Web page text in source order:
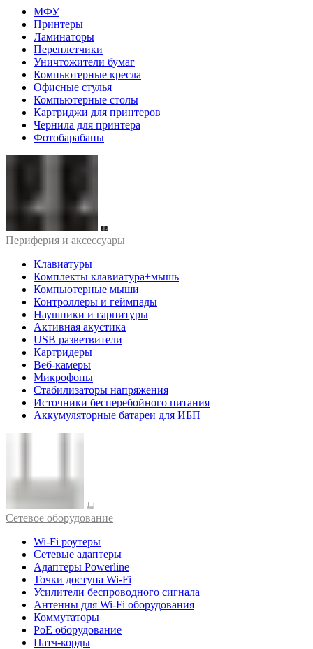
МФУ
Принтеры
Ламинаторы
Переплетчики
Уничтожители бумаг
Компьютерные кресла
Офисные стулья
Компьютерные столы
Картриджи для принтеров
Чернила для принтера
Фотобарабаны
Периферия и аксессуары
Клавиатуры
Комплекты клавиатура+мышь
Компьютерные мыши
Контроллеры и геймпады
Наушники и гарнитуры
Активная акустика
USB разветвители
Картридеры
Веб-камеры
Микрофоны
Стабилизаторы напряжения
Источники бесперебойного питания
Аккумуляторные батареи для ИБП
Cетевое оборудование
Wi-Fi роутеры
Сетевые адаптеры
Адаптеры Powerline
Точки доступа Wi-Fi
Усилители беспроводного сигнала
Антенны для Wi-Fi оборудования
Коммутаторы
PoE оборудование
Патч-корды